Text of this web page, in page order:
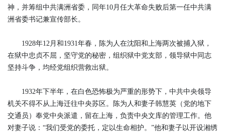
神，并筹组中共满洲省委，同年10月任大革命失败后第一任中共满
洲省委书记兼宣传部长。
1928年12月和1931年春，陈为人在沈阳和上海两次被捕入狱，
在狱中忠贞不屈，坚守党的秘密，组织狱中党支部，领导狱中同志
坚持斗争，均经党组织营救出狱。
1932年下半年，在白色恐怖极为严重的形势下，中共中央领导
机关不得不从上海迁往中央苏区。陈为人和妻子韩慧英（党的地下
交通员）奉党中央派遣，留在上海，负责中央文库的管理工作。他
对妻子说：“我们受党的委托，定以生命相护。”他和妻子以开设湘绣